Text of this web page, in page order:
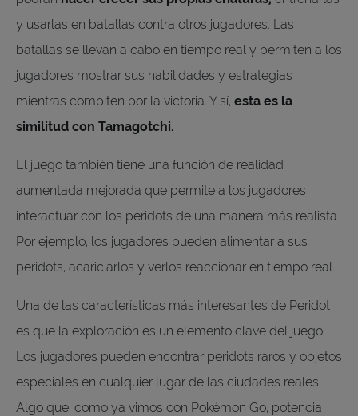
y usarlas en batallas contra otros jugadores. Las
batallas se llevan a cabo en tiempo real y permiten a los
jugadores mostrar sus habilidades y estrategias
mientras compiten por la victoria. Y sí, esta es la
similitud con Tamagotchi.
El juego también tiene una función de realidad
aumentada mejorada que permite a los jugadores
interactuar con los peridots de una manera más realista.
Por ejemplo, los jugadores pueden alimentar a sus
peridots, acariciarlos y verlos reaccionar en tiempo real.
Una de las características más interesantes de Peridot
es que la exploración es un elemento clave del juego.
Los jugadores pueden encontrar peridots raros y objetos
especiales en cualquier lugar de las ciudades reales.
Algo que, como ya vimos con Pokémon Go, potencia